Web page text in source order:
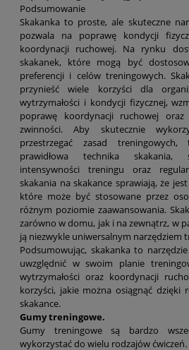
Podsumowanie
Skakanka to proste, ale skuteczne
pozwala na poprawę kondycji
koordynacji ruchowej. Na rynku
skakanek, które mogą być
preferencji i celów treningowych.
przynieść wiele korzyści dla
wytrzymałości i kondycji fizycznej,
poprawę koordynacji ruchowej oraz
zwinności. Aby skutecznie
przestrzegać zasad
prawidłowa technika skakania,
intensywności treningu oraz
skakania na skakance sprawiają, że
które może być stosowane przez
różnym poziomie zaawansowania.
zarówno w domu, jak i na zewnątrz, w
ją niezwykle uniwersalnym narzędziem
Podsumowując, skakanka to
uwzględnić w swoim planie
wytrzymałości oraz koordynacji
korzyści, jakie można osiągnąć dzięki
skakance.
Gumy treningowe.
Gumy treningowe są bardzo
wykorzystać do wielu rodzajów ćwiczeń.